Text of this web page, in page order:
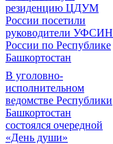
резиденцию ЦДУМ
России посетили
руководители УФСИН
России по Республике
Башкортостан
В уголовно-
исполнительном
ведомстве Республики
Башкортостан
состоялся очередной
«День души»